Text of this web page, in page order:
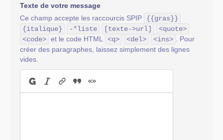
Texte de votre message
Ce champ accepte les raccourcis SPIP
{{gras}}
{italique}
-*liste [texte->url]
<quote>
<code> et le code HTML <q> <del> <ins>
. Pour
créer des paragraphes, laissez simplement des lignes
vides.